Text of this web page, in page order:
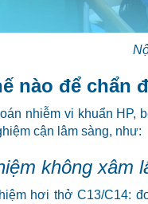
nào để chẩn
nhiễm vi khuẩn HP,
cận lâm sàng, như:
không xâm
hơi thở C13/C14: